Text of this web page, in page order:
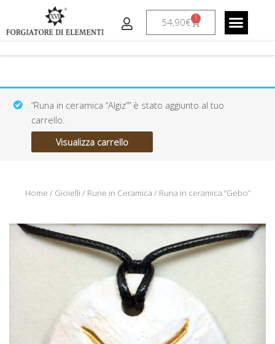
contenuto
54,90€ 1
Carrello
“Runa in ceramica “Algiz”” è stato aggiunto al tuo
carrello.
Visualizza carrello
Home / Gioielli / Rune in Ceramica / Runa in ceramica “Gebo”